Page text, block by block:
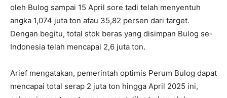
oleh Bulog sampai 15 April sore tadi telah menyentuh
angka 1,074 juta ton atau 35,82 persen dari target.
Dengan begitu, total stok beras yang disimpan Bulog se-
Indonesia telah mencapai 2,6 juta ton.
Arief mengatakan, pemerintah optimis Perum Bulog dapat
mencapai total serap 2 juta ton hingga April 2025 ini,